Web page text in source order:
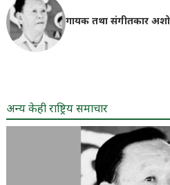
गायक तथा संगीतकार
अन्य केही राष्ट्रिय समाचार